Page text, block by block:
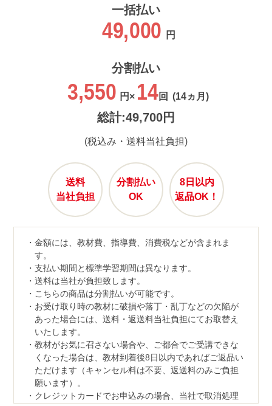
一括払い
49,000 円
分割払い
3,550 円× 14回 (14ヵ月)
総計:49,700円
(税込み・送料当社負担)
送料
当社負担
分割払い
OK
8日以内
返品OK！
金額には、教材費、指導費、消費税などが含まれま
す。
支払い期間と標準学習期間は異なります。
送料は当社が負担致します。
こちらの商品は分割払いが可能です。
お受け取り時の教材に破損や落丁・乱丁などの欠陥が
あった場合には、送料・返送料当社負担にてお取替え
いたします。
教材がお気に召さない場合や、ご都合でご受講できな
くなった場合は、教材到着後8日以内であればご返品い
ただけます（キャンセル料は不要、返送料のみご負担
願います）。
クレジットカードでお申込みの場合、当社で取消処理